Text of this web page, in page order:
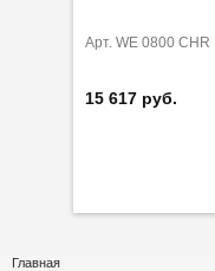
Арт. WE 0800 CHR
15 617 руб.
Главная